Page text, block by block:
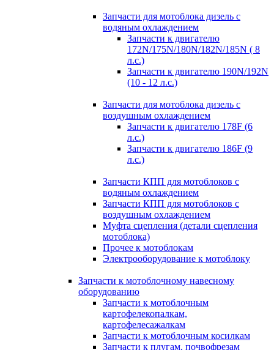
Запчасти для мотоблока дизель с
водяным охлаждением
Запчасти к двигателю
172N/175N/180N/182N/185N ( 8
л.с.)
Запчасти к двигателю 190N/192N
(10 - 12 л.с.)
Запчасти для мотоблока дизель с
воздушным охлаждением
Запчасти к двигателю 178F (6
л.с.)
Запчасти к двигателю 186F (9
л.с.)
Запчасти КПП для мотоблоков с
водяным охлаждением
Запчасти КПП для мотоблоков с
воздушным охлаждением
Муфта сцепления (детали сцепления
мотоблока)
Прочее к мотоблокам
Электрооборудование к мотоблоку
Запчасти к мотоблочному навесному
оборудованию
Запчасти к мотоблочным
картофелекопалкам,
картофелесажалкам
Запчасти к мотоблочным косилкам
Запчасти к плугам, почвофрезам